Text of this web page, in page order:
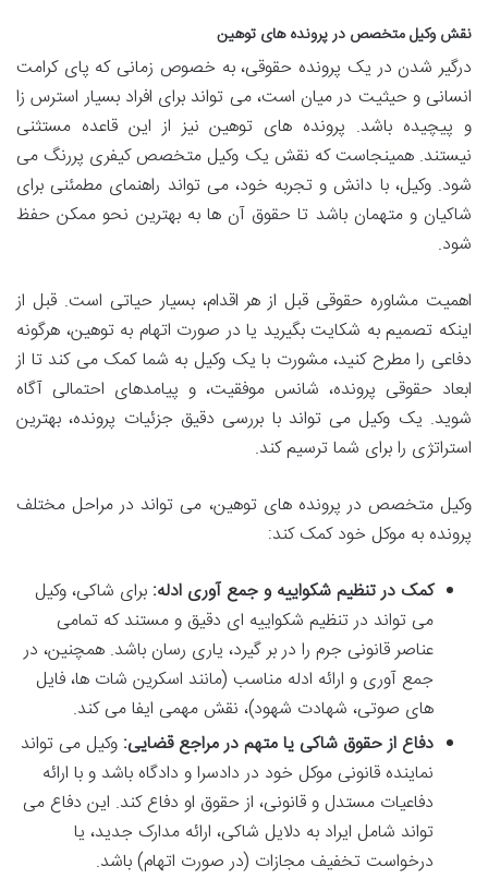
نقش وکیل متخصص در پرونده های توهین
درگیر شدن در یک پرونده حقوقی، به خصوص زمانی که پای کرامت
انسانی و حیثیت در میان است، می تواند برای افراد بسیار استرس زا
و پیچیده باشد. پرونده های توهین نیز از این قاعده مستثنی
نیستند. همینجاست که نقش یک وکیل متخصص کیفری پررنگ می
شود. وکیل، با دانش و تجربه خود، می تواند راهنمای مطمئنی برای
شاکیان و متهمان باشد تا حقوق آن ها به بهترین نحو ممکن حفظ
شود.
اهمیت مشاوره حقوقی قبل از هر اقدام، بسیار حیاتی است. قبل از
اینکه تصمیم به شکایت بگیرید یا در صورت اتهام به توهین، هرگونه
دفاعی را مطرح کنید، مشورت با یک وکیل به شما کمک می کند تا از
ابعاد حقوقی پرونده، شانس موفقیت، و پیامدهای احتمالی آگاه
شوید. یک وکیل می تواند با بررسی دقیق جزئیات پرونده، بهترین
استراتژی را برای شما ترسیم کند.
وکیل متخصص در پرونده های توهین، می تواند در مراحل مختلف
پرونده به موکل خود کمک کند:
کمک در تنظیم شکواییه و جمع آوری ادله: برای شاکی، وکیل
می تواند در تنظیم شکواییه ای دقیق و مستند که تمامی
عناصر قانونی جرم را در بر گیرد، یاری رسان باشد. همچنین، در
جمع آوری و ارائه ادله مناسب (مانند اسکرین شات ها، فایل
های صوتی، شهادت شهود)، نقش مهمی ایفا می کند.
دفاع از حقوق شاکی یا متهم در مراجع قضایی: وکیل می تواند
نماینده قانونی موکل خود در دادسرا و دادگاه باشد و با ارائه
دفاعیات مستدل و قانونی، از حقوق او دفاع کند. این دفاع می
تواند شامل ایراد به دلایل شاکی، ارائه مدارک جدید، یا
درخواست تخفیف مجازات (در صورت اتهام) باشد.